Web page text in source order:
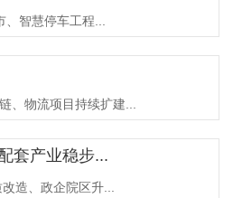
、智慧停车工程...
、物流项目持续扩建...
套产业稳步...
造、政企院区升...